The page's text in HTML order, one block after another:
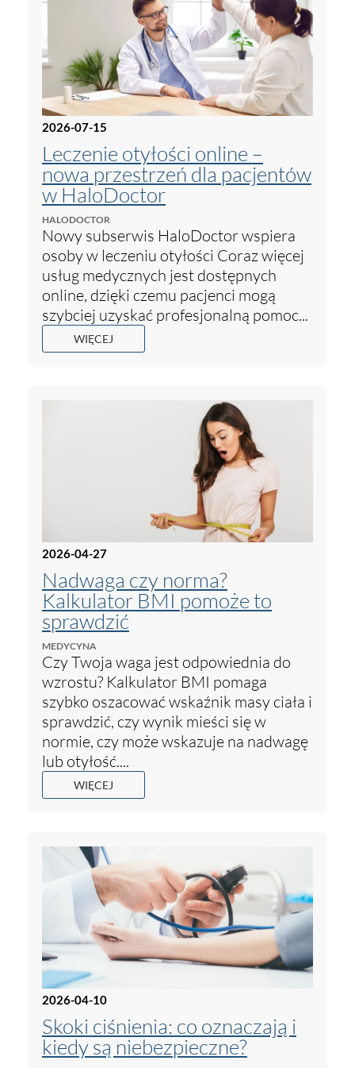
2026-07-15
Leczenie otyłości online –
nowa przestrzeń dla pacjentów
w HaloDoctor
HALODOCTOR
Nowy subserwis HaloDoctor wspiera
osoby w leczeniu otyłości Coraz więcej
usług medycznych jest dostępnych
online, dzięki czemu pacjenci mogą
szybciej uzyskać profesjonalną pomoc...
WIĘCEJ
2026-04-27
Nadwaga czy norma?
Kalkulator BMI pomoże to
sprawdzić
MEDYCYNA
Czy Twoja waga jest odpowiednia do
wzrostu? Kalkulator BMI pomaga
szybko oszacować wskaźnik masy ciała i
sprawdzić, czy wynik mieści się w
normie, czy może wskazuje na nadwagę
lub otyłość....
WIĘCEJ
2026-04-10
Skoki ciśnienia: co oznaczają i
kiedy są niebezpieczne?